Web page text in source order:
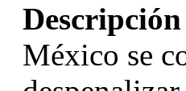
México se